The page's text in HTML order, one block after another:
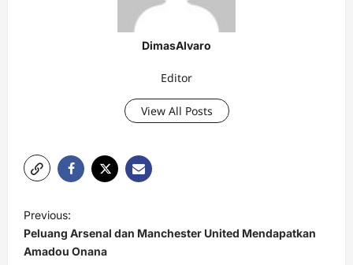
DimasAlvaro
Editor
View All Posts
o
s
Previous:
Peluang Arsenal dan Manchester United Mendapatkan
Amadou Onana